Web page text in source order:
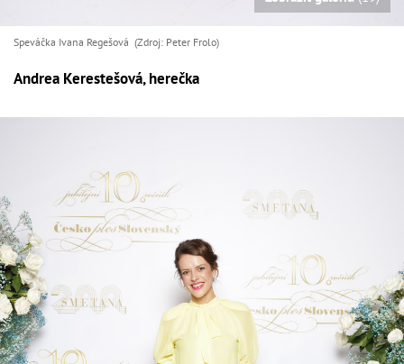
Speváčka Ivana Regešová (Zdroj: Peter Frolo)
Andrea Kerestešová, herečka